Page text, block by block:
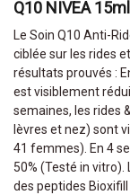
Q10 NIVEA 15ml
Le Soin Q10 Anti-
ciblée sur les rides
résultats prouvés :
est visiblement
semaines, les rides
lèvres et nez) sont
41 femmes). En 4
50% (Testé in
des peptides